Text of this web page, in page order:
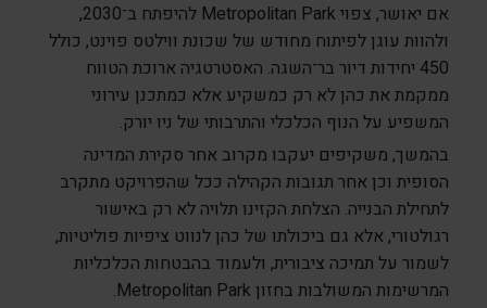
אם יאושר, צפוי Metropolitan Park להיפתח ב־2030,
ולהוות עוגן לפיתוח מחודש של שכונת ווילטס פוינט, כולל
450 יחידות דיור בר־השגה. האסטרטגיה ארוכת הטווח
ממקמת את כהן לא רק כמשקיע אלא כמתכנן עירוני
המשפיע על הנוף הכלכלי והתרבותי של ניו יורק.
בהמשך, משקיפים יעקבו מקרוב אחר סקירת המדינה
הסופית וכן אחר תגובות הקהילה ככל שהפרויקט מתקרב
לתחילת הבנייה. הצלחת הקזינו תלויה לא רק באישור
רגולטורי, אלא גם ביכולתו של כהן לנווט ציפיות פוליטיות,
לשמור על תמיכה ציבורית, ולעמוד בהבטחות הכלכליות
המרשימות המשולבות בחזון Metropolitan Park.